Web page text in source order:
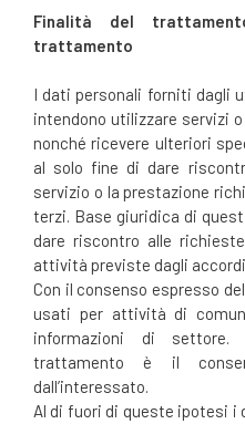
Finalità del
trattamento
I dati personali forniti dagli
intendono utilizzare servizi
nonché ricevere ulteriori
al solo fine di dare
servizio o la prestazione
terzi. Base giuridica di
dare riscontro alle
attività previste dagli
Con il consenso espresso
usati per attività di
informazioni di
trattamento è il
dall’interessato.
Al di fuori di queste ipotesi i